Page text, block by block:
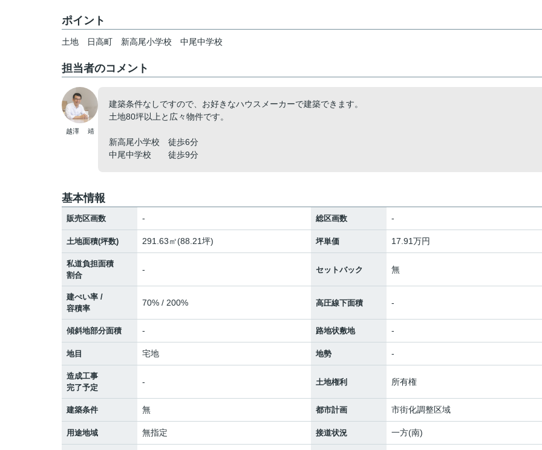
ポイント
土地 日高町 新高尾小学校 中尾中学校
担当者のコメント
越澤 靖
建築条件なしですので、お好きなハウスメーカーで建築できます。
土地80坪以上と広々物件です。
新高尾小学校 徒歩6分
中尾中学校 徒歩9分
基本情報
販売区画数 - 総区画数 -
土地面積(坪数) 291.63㎡(88.21坪) 坪単価 17.91万円
私道負担面積
割合
- セットバック 無
建ぺい率 /
容積率
70% / 200% 高圧線下面積 -
傾斜地部分面積 - 路地状敷地 -
地目 宅地 地勢 -
造成工事
完了予定
- 土地権利 所有権
建築条件 無 都市計画 市街化調整区域
用途地域 無指定 接道状況 一方(南)